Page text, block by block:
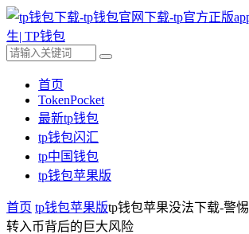
首页
TokenPocket
最新tp钱包
tp钱包闪汇
tp中国钱包
tp钱包苹果版
首页 tp钱包苹果版tp钱包苹果没法下载-警
转入币背后的巨大风险